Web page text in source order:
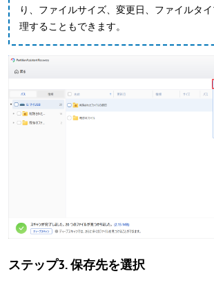
り、ファイルサイズ、変更日、ファイルタ
理することもできます。
ステップ3. 保存先を選択